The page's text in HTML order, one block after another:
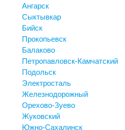
Ангарск
Сыктывкар
Бийск
Прокопьевск
Балаково
Петропавловск-Камчатский
Подольск
Электросталь
Железнодорожный
Орехово-Зуево
Жуковский
Южно-Сахалинск